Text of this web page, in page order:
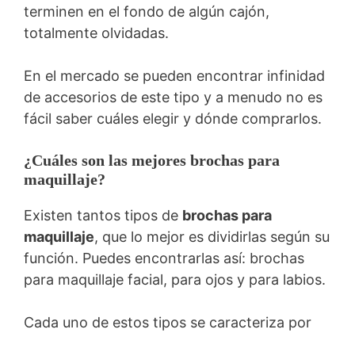
terminen en el fondo de algún cajón,
totalmente olvidadas.
En el mercado se pueden encontrar infinidad
de accesorios de este tipo y a menudo no es
fácil saber cuáles elegir y dónde comprarlos.
¿Cuáles son las mejores brochas para
maquillaje?
Existen tantos tipos de brochas para
maquillaje, que lo mejor es dividirlas según su
función. Puedes encontrarlas así: brochas
para maquillaje facial, para ojos y para labios.
Cada uno de estos tipos se caracteriza por